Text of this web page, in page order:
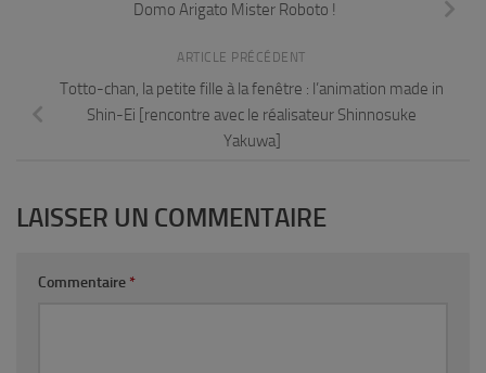
Domo Arigato Mister Roboto !
ARTICLE PRÉCÉDENT
Totto-chan, la petite fille à la fenêtre : l’animation made in
Shin-Ei [rencontre avec le réalisateur Shinnosuke
Yakuwa]
LAISSER UN COMMENTAIRE
Commentaire *